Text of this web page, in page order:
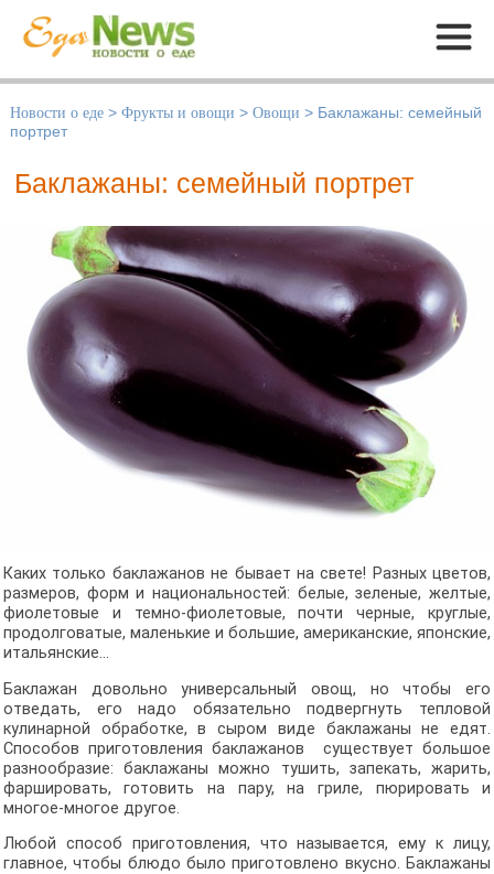
Меню
Новости о еде > Фрукты и овощи > Овощи > Баклажаны: семейный
портрет
Баклажаны: семейный портрет
Каких только баклажанов не бывает на свете! Разных цветов,
размеров, форм и национальностей: белые, зеленые, желтые,
фиолетовые и темно-фиолетовые, почти черные, круглые,
продолговатые, маленькие и большие, американские, японские,
итальянские…
Баклажан довольно универсальный овощ, но чтобы его
отведать, его надо обязательно подвергнуть тепловой
кулинарной обработке, в сыром виде баклажаны не едят.
Способов приготовления баклажанов существует большое
разнообразие: баклажаны можно тушить, запекать, жарить,
фаршировать, готовить на пару, на гриле, пюрировать и
многое-многое другое.
Любой способ приготовления, что называется, ему к лицу,
главное, чтобы блюдо было приготовлено вкусно. Баклажаны